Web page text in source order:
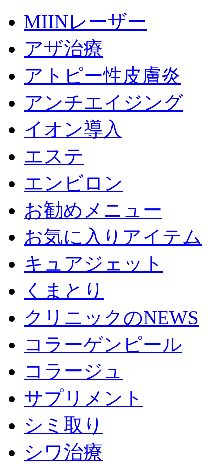
MIINレーザー
アザ治療
アトピー性皮膚炎
アンチエイジング
イオン導入
エステ
エンビロン
お勧めメニュー
お気に入りアイテム
キュアジェット
くまとり
クリニックのNEWS
コラーゲンピール
コラージュ
サプリメント
シミ取り
シワ治療